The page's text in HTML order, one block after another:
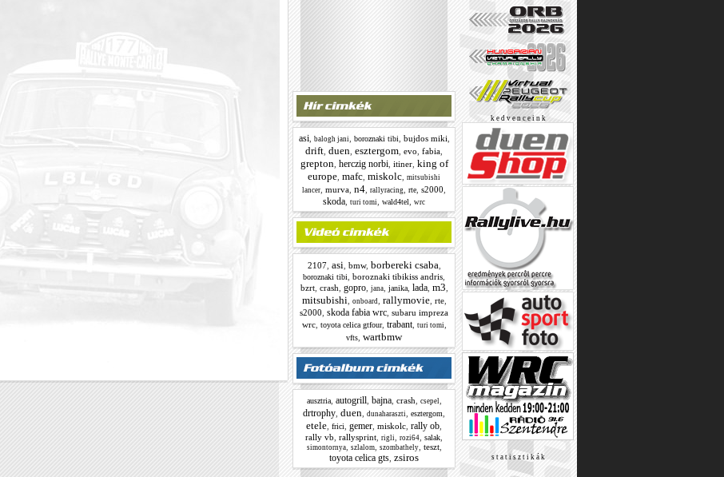
asi, balogh jani boroznaki tibi bujdos miki
drift duen esztergom evo fabia
grepton herczig norbi, itiner, king of
europe mafc miskolc mitsubishi
lancer murva n4 rallyracing rte s2000
skoda turi tomi wald4tel wrc
2107, asi bmw, borbereki csaba
boroznaki tibi boroznaki tibikiss andris
bzrt, crash gopro, jana, janika, lada, m3
mitsubishi onboard rallymovie, rte,
s2000 skoda fabia wrc subaru impreza
wrc, toyota celica gtfour, trabant, turi tomi
vfts wartbmw
ausztria, autogrill bajna, crash csepel
drtrophy duen dunaharaszti esztergom
etele frici gemer miskolc rally ob
rally vb rallysprint rigli rozi64 salak
simontornya, szlalom, szombathely, teszt,
toyota celica gts zsiros
k e d v e n c e i n k
s t a t i s z t i k á k